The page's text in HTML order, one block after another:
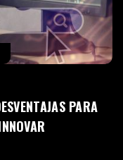
PARA